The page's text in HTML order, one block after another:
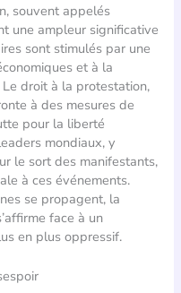
souvent appelés
une ampleur significative
sont stimulés par une
et à la
droit à la protestation,
à des mesures de
pour la liberté
mondiaux, y
le sort des manifestants,
à ces événements.
se propagent, la
face à un
en plus oppressif.